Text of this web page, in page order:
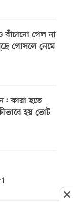
বাঁচানো গেল না
গোসলে নেমে
কারা হতে
হয় ভোট